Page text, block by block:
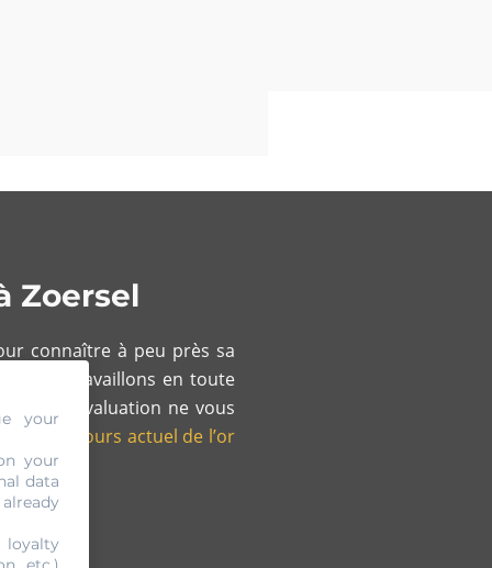
Zoersel
connaître à peu près sa
nous travaillons en toute
cette évaluation ne vous
cours actuel de l’or
your
your
data
loyalty